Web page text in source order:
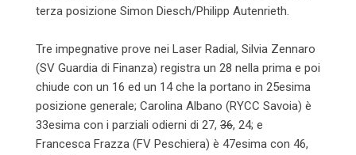
terza posizione Simon Diesch/Philipp Autenrieth.
Tre impegnative prove nei Laser Radial, Silvia Zennaro
(SV Guardia di Finanza) registra un 28 nella prima e poi
chiude con un 16 ed un 14 che la portano in 25esima
posizione generale; Carolina Albano (RYCC Savoia) è
33esima con i parziali odierni di 27, 36, 24; e
Francesca Frazza (FV Peschiera) è 47esima con 46,